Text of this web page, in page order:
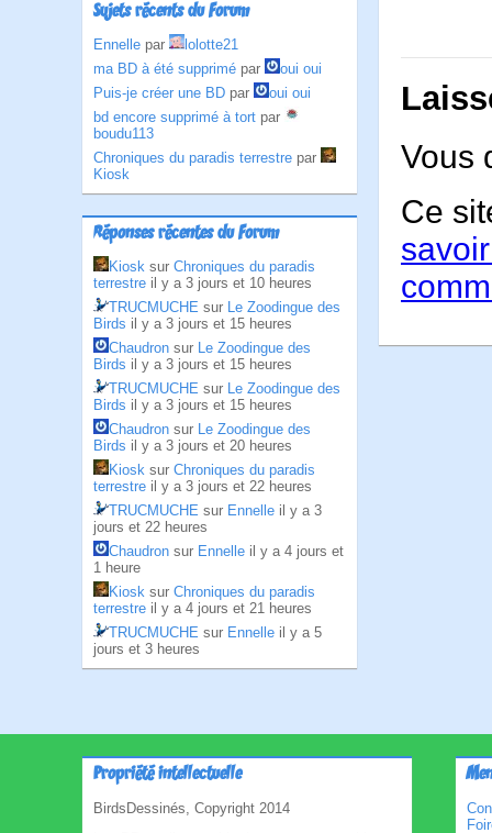
Sujets récents du Forum
Ennelle par
lolotte21
ma BD à été supprimé par
oui oui
Puis-je créer une BD par
oui oui
bd encore supprimé à tort par
boudu113
Chroniques du paradis terrestre par
Kiosk
Réponses récentes du Forum
Kiosk sur Chroniques du paradis
terrestre il y a 3 jours et 10 heures
TRUCMUCHE sur Le Zoodingue des
Birds il y a 3 jours et 15 heures
Chaudron sur Le Zoodingue des
Birds il y a 3 jours et 15 heures
TRUCMUCHE sur Le Zoodingue des
Birds il y a 3 jours et 15 heures
Chaudron sur Le Zoodingue des
Birds il y a 3 jours et 20 heures
Kiosk sur Chroniques du paradis
terrestre il y a 3 jours et 22 heures
TRUCMUCHE sur Ennelle il y a 3
jours et 22 heures
Chaudron sur Ennelle il y a 4 jours et
1 heure
Kiosk sur Chroniques du paradis
terrestre il y a 4 jours et 21 heures
TRUCMUCHE sur Ennelle il y a 5
jours et 3 heures
Vous
Ce
Propriété intellectuelle
BirdsDessinés, Copyright 2014